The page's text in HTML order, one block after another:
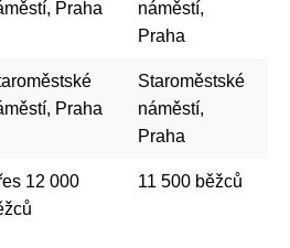
Praha
náměstí,
Praha
Praha
Staroměstské
náměstí,
Praha
12 000
11 500 běžců